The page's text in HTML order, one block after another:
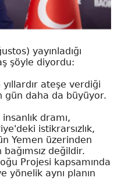
yayınladığı
şöyle diyordu:
ateşe verdiği
gün daha da büyüyor.
dramı,
istikrarsızlık,
Yemen üzerinden
değildir.
Projesi kapsamında
yönelik aynı planın